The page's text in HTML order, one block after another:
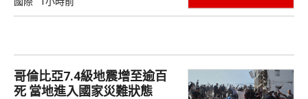
哥倫比亞7.4級地震增至逾百
死 當地進入國家災難狀態